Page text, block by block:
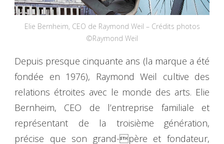
Elie Bernheim, CEO de Raymond Weil – Crédits photos
©Raymond Weil
Depuis presque cinquante ans (la marque a été
fondée en 1976), Raymond Weil cultive des
relations étroites avec le monde des arts. Elie
Bernheim, CEO de l’entreprise familiale et
représentant de la troisième génération,
précise que son grand-père et fondateur,